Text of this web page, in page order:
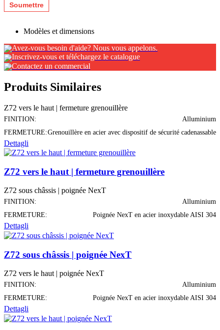
Modèles et dimensions
Avez-vous besoin d'aide? Nous vous appelons.
Inscrivez-vous et téléchargez le catalogue
Contactez un commercial
Produits Similaires
Z72 vers le haut | fermeture grenouillère
FINITION:
Alluminium
FERMETURE:Grenouillère en acier avec dispositif de sécurité cadenassable
Dettagli
Z72 vers le haut | fermeture grenouillère
Z72 sous châssis | poignée NexT
FINITION:
Alluminium
FERMETURE:
Poignée NexT en acier inoxydable AISI 304
Dettagli
Z72 sous châssis | poignée NexT
Z72 vers le haut | poignée NexT
FINITION:
Alluminium
FERMETURE:
Poignée NexT en acier inoxydable AISI 304
Dettagli